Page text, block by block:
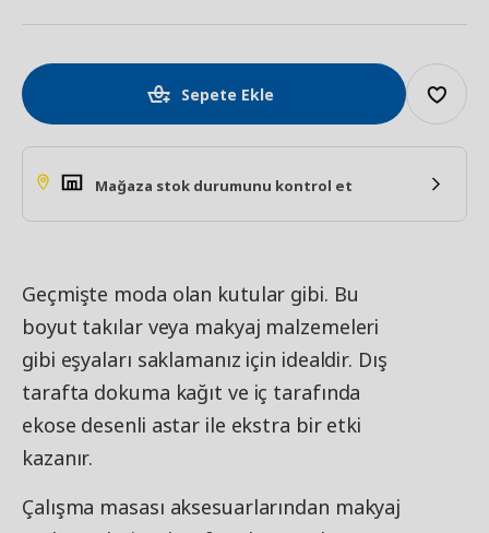
Sepete Ekle
Mağaza stok durumunu kontrol et
Geçmişte moda olan kutular gibi. Bu
boyut takılar veya makyaj malzemeleri
gibi eşyaları saklamanız için idealdir. Dış
tarafta dokuma kağıt ve iç tarafında
ekose desenli astar ile ekstra bir etki
kazanır.
Çalışma masası aksesuarlarından makyaj